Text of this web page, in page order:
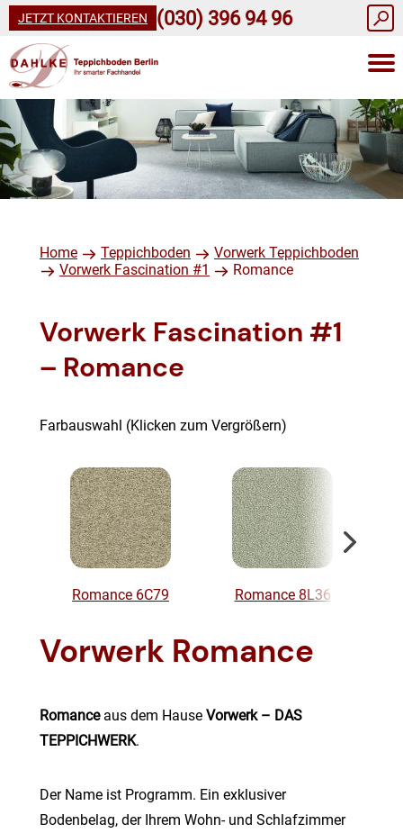
JETZT KONTAKTIEREN (030) 396 94 96
Home Teppichboden
Vorwerk Teppichboden
Vorwerk Fascination #1
Romance
Vorwerk Fascination #1
– Romance
Farbauswahl (Klicken zum Vergrößern)
Romance 6C79 Romance 8L36
Vorwerk Romance
Romanceaus dem Hause Vorwerk – DAS
TEPPICHWERK.
Der Name ist Programm. Ein exklusiver
Bodenbelag, der Ihrem Wohn- und Schlafzimmer